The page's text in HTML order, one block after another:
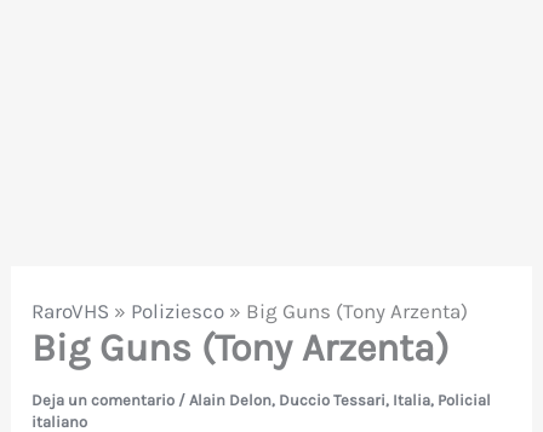
RaroVHS » Poliziesco » Big Guns (Tony Arzenta)
Big Guns (Tony Arzenta)
Deja un comentario /Alain Delon, Duccio Tessari, Italia, Policial
italiano